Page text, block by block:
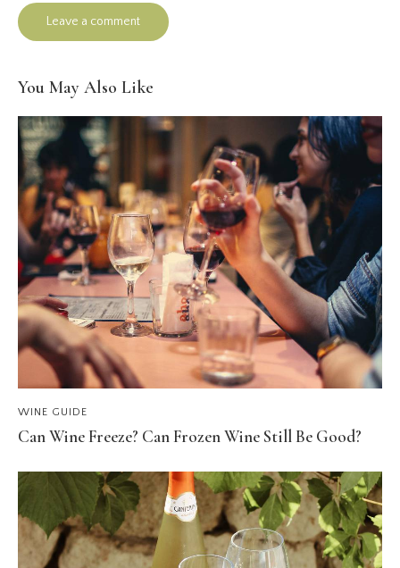
You May Also Like
WINE GUIDE
Can Wine Freeze? Can Frozen Wine Still Be Good?